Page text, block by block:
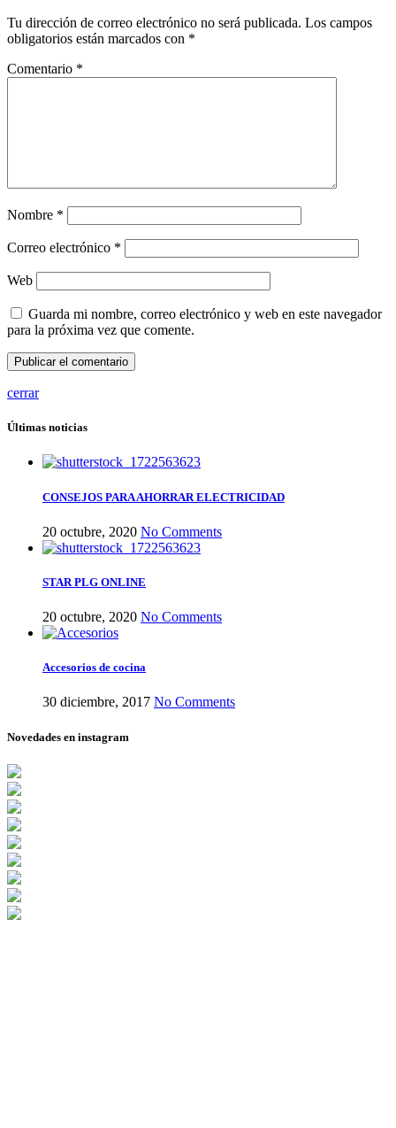
Tu dirección de correo electrónico no será publicada. Los campos
obligatorios están marcados con *
Comentario *
Nombre *
Correo electrónico *
Web
Guarda mi nombre, correo electrónico y web en este navegador
para la próxima vez que comente.
cerrar
Últimas noticias
CONSEJOS PARA AHORRAR ELECTRICIDAD
20 octubre, 2020 No Comments
STAR PLG ONLINE
20 octubre, 2020 No Comments
Accesorios de cocina
30 diciembre, 2017 No Comments
Novedades en instagram